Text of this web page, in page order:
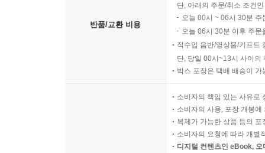
반품/교환 비용
단, 아래의 주문/취소 조건
오늘 00시 ~ 06시 30분
오늘 06시 30분 이후 주
직수입 음반/영상물/기프트
단, 당일 00시~13시 사이의
박스 포장은 택배 배송이
소비자의 책임 있는 사유로
소비자의 사용, 포장 개봉
복제가 가능한 상품 등의
소비자의 요청에 따라 개별
디지털 컨텐츠인 eBook,